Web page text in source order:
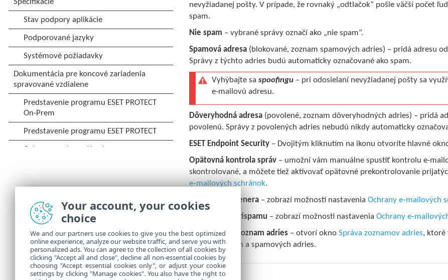
nevyžiadanej pošty. V prípade, že rovnaký „odtlačok“ pošle väčší počet
spam.
Nie spam – vybrané správy označí ako „nie spam“.
Spamová adresa (blokované, zoznam spamových adries) – pridá adresu
Správy z týchto adries budú automaticky označované ako spam.
Vyhýbajte saspoofingu – pri odosielaní nevyžiadanej pošty sa
e-mailovú adresu.
Dôveryhodná adresa (povolené, zoznam dôveryhodných adries) – pridá
povolenú. Správy z povolených adries nebudú nikdy automaticky
ESET Endpoint Security – Dvojitým kliknutím na ikonu otvoríte hlavné
Opätovná kontrola správ – umožní vám manuálne spustiť kontrolu e-
skontrolované, a môžete tiež aktivovať opätovné prekontrolovanie
e‑mailových schránok.
Nastavenie skenera – zobrazí možnosti nastaveniaOchrany e‑mailových
Nastavenia antispamu – zobrazí možnosti nastaveniaOchrany
Antispamový zoznam adries – otvorí oknoSpráva zoznamov adries, ktoré
dôveryhodných a spamových adries.
Your account, your cookies
choice
We and our partners use cookies to give you the best optimized
online experience, analyze our website traffic, and serve you with
personalized ads. You can agree to the collection of all cookies by
clicking "Accept all and close", decline all non-essential cookies by
choosing "Accept essential cookies only", or adjust your cookie
settings by clicking "Manage cookies". You also have the right to